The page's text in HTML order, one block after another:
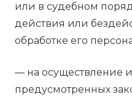
или в судебном
действия или
обработке его
— на осуществление
предусмотренных